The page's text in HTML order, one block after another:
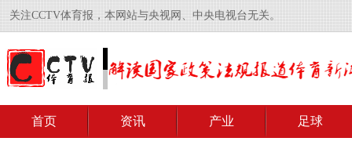
关注CCTV体育报，本网站与央视网、中央电视台无关。
首页 资讯 产业 足球